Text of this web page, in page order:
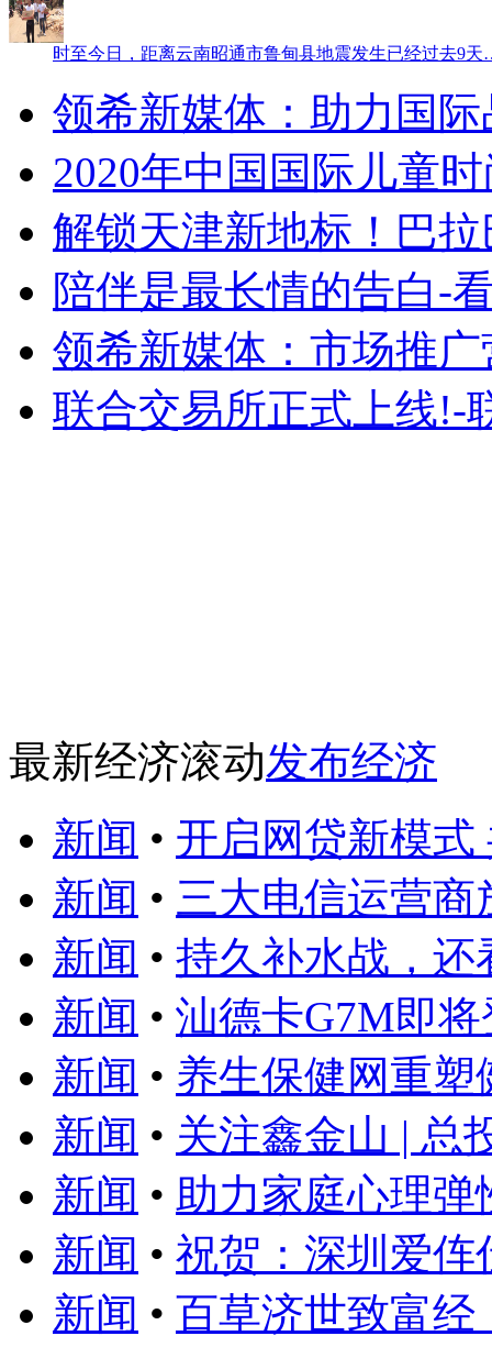
时至今日，距离云南昭通市鲁甸县地震发生已经过去9
领希新媒体：助力国
2020年中国国际儿童
解锁天津新地标！巴
陪伴是最长情的告白-
领希新媒体：市场推
联合交易所正式上线!-
最新经济滚动发布经济
新闻 • 开启网贷新模式
新闻 • 三大电信运营商
新闻 • 持久补水战，还
新闻 • 汕德卡G7M即
新闻 • 养生保健网重
新闻 • 关注鑫金山 | 总
新闻 • 助力家庭心理弹
新闻 • 祝贺：深圳爱伡
新闻 • 百草济世致富经